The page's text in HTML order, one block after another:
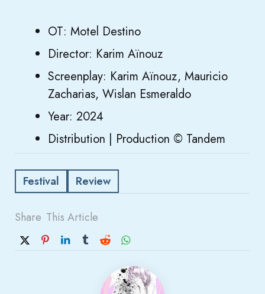
OT: Motel Destino
Director: Karim Aïnouz
Screenplay: Karim Aïnouz, Mauricio
Zacharias, Wislan Esmeraldo
Year: 2024
Distribution | Production © Tandem
Festival Review
Share This Article